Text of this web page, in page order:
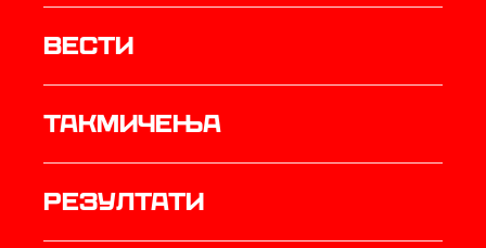
Вести
Такмичења
резултати